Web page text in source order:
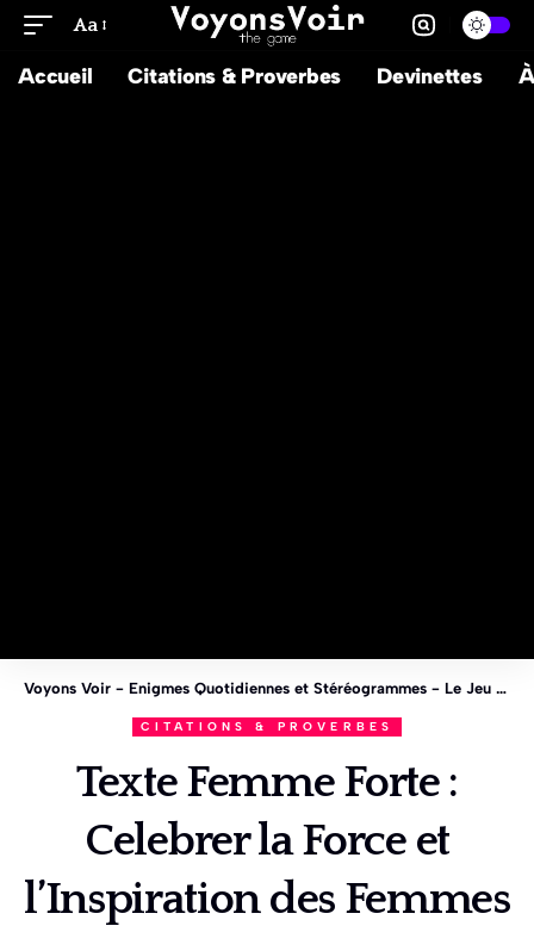
Aa
Accueil Citations & Proverbes Devinettes
Voyons Voir - Enigmes Quotidiennes et Stéréogrammes - Le Jeu des 1%
CITATIONS & PROVERBES
Texte Femme Forte :
Celebrer la Force et
l’Inspiration des Femmes